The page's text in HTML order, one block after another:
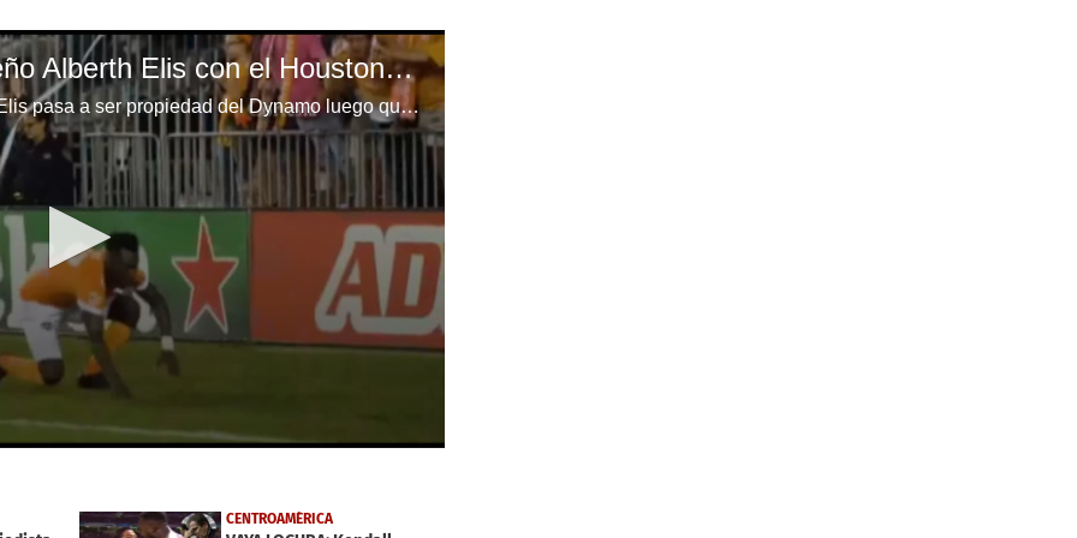
Los goles del hondureño Alberth Elis con el Houston Dynamo
El delantero hondureño Alberth Elis pasa a ser propiedad del Dynamo luego que ambos clubes hayan acordado su venta.
CENTROAMÉRICA